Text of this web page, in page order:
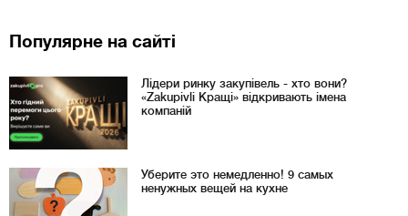
Популярне на сайті
Лідери ринку закупівель - хто вони?
«Zakupivli Кращі» відкривають імена
компаній
Уберите это немедленно! 9 самых
ненужных вещей на кухне